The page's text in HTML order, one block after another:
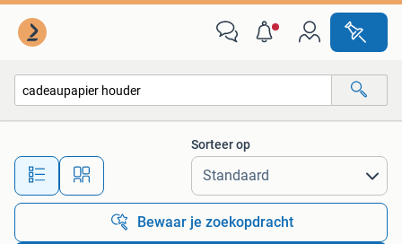
Alle afstanden…
Sorteer op
Bewaar je zoekopdracht